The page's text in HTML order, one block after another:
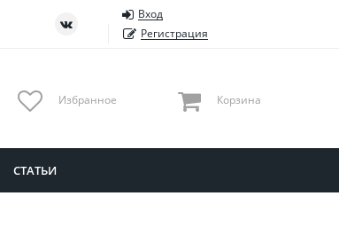
Тюменская область
Ульяновская область
Вход
Регистрация
Избранное Корзина
СТАТЬИ